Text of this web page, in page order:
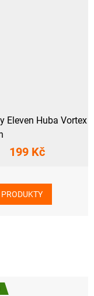
Eleven Huba Vortex
199 Kč